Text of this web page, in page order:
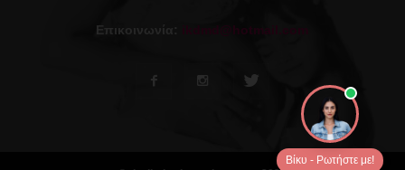
Επικοινωνία: ikdmd@hotmail.com
Βίκυ - Ρωτήστε με!